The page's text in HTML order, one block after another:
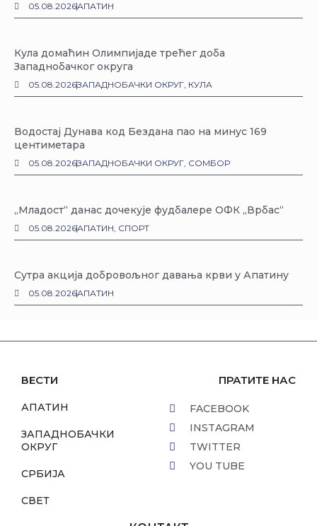
05.08.2026АПАТИН
Кула домаћин Олимпијаде трећег доба
Западнобачког округа
05.08.2026ЗАПАДНОБАЧКИ ОКРУГ, КУЛА
Водостај Дунава код Бездана пао на минус 169
центиметара
05.08.2026ЗАПАДНОБАЧКИ ОКРУГ, СОМБОР
„Младост“ данас дочекује фудбалере ОФК „Врбас“
05.08.2026АПАТИН, СПОРТ
Сутра акција добровољног давања крви у Апатину
05.08.2026АПАТИН
ВЕСТИ
АПАТИН
ЗАПАДНОБАЧКИ
ОКРУГ
СРБИЈА
СВЕТ
ПРАТИТЕ НАС
FACEBOOK
INSTAGRAM
TWITTER
YOU TUBE